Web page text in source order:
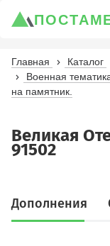
Главная Каталог
Военная
на памятник.
Великая
91502
Дополнения